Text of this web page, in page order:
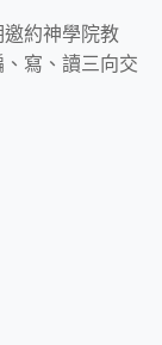
約神學院教
寫、讀三向交